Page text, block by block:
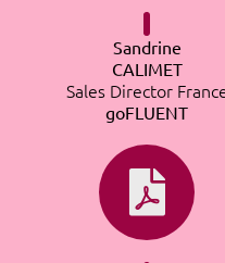
Sandrine
CALIMET
Sales Director
goFLUENT